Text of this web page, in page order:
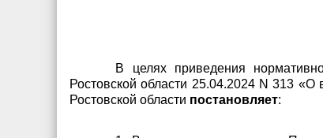
В целях приведения
Ростовской области 25.04.2024 N 313
Ростовской области постановляет: